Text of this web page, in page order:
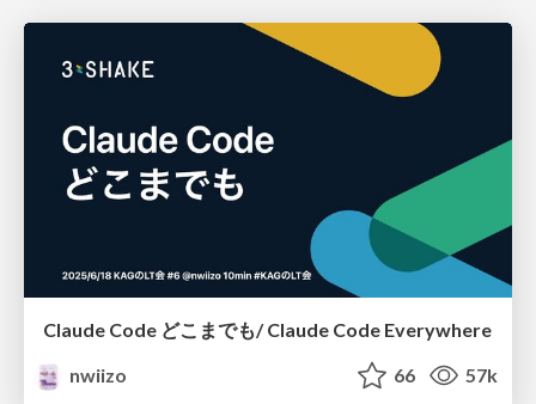
Claude Code どこまでも/ Claude Code Everywhere
nwiizo
66 57k